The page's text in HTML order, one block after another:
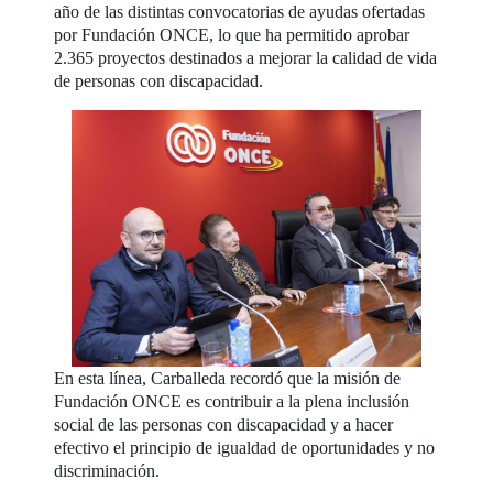
año de las distintas convocatorias de ayudas ofertadas
por Fundación ONCE, lo que ha permitido aprobar
2.365 proyectos destinados a mejorar la calidad de vida
de personas con discapacidad.
En esta línea, Carballeda recordó que la misión de
Fundación ONCE es contribuir a la plena inclusión
social de las personas con discapacidad y a hacer
efectivo el principio de igualdad de oportunidades y no
discriminación.